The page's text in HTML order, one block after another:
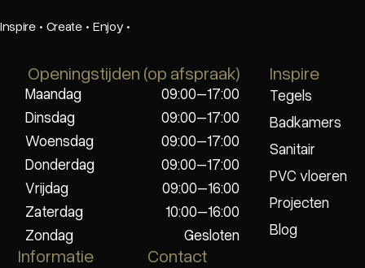
Inspire · Create · Enjoy ·
Openingstijden (op afspraak)
Maandag
09:00–17:00
Dinsdag
09:00–17:00
Woensdag
09:00–17:00
Donderdag
09:00–17:00
Vrijdag
09:00–16:00
Zaterdag
10:00–16:00
Zondag
Gesloten
Inspire
Tegels
Badkamers
Sanitair
PVC vloeren
Projecten
Blog
Informatie Contact